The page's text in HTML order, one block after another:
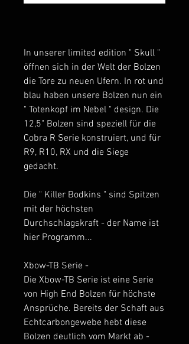
In unserer limited edition " Skull "
öffnen sich in der Welt der Bolzen
die Tore zu neuen Ufern. In rot und
blau haben unsere Bolzen nun ein
" Totenkopf im Nebel " design. Die
12,5" Bolzen sind speziell für die
Cobra R Serie konstruiert, und für
R9, R10, RX und die Siege
gedacht.
Die " Killer Bodkins " sind Spitzen
mit der höchsten
Durchschlagskraft - der Name ist
hier Programm...
Xbow-TB Serie -
Die Xbow-TB Serie ist eine Serie
von High End Bolzen für höchste
Ansprüche. Bereits der Schaft aus
Echtcarbongewebe hebt diese
Bolzen deutlich vom Markt ab -